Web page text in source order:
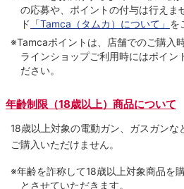
の応募や、ポイントの付与は⾏えま
ド 「Tamca（タムカ）について」 を
※Tamcaポイントは、店舗でのご購⼊
ラインショップご利用時にはポイン
ださい。
年齢制限（18歳以上）商品について
18歳以上対象の電動ガン、ガスガンな
ご購入いただけません。
※年齢を詐称して18歳以上対象商品を
とさせていただきます。